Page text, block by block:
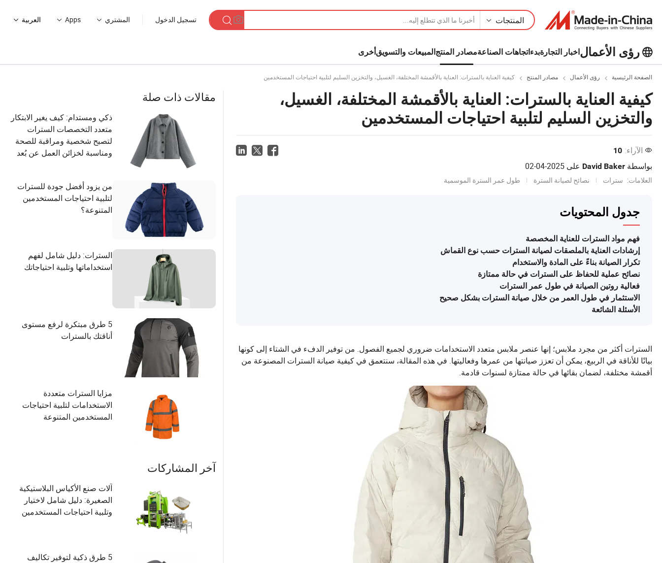
المنتجات تسجيل الدخول المشتري Apps العربية
رؤى الأعمالاخبار التجارةبدءاتجاهات الصناعةمصادر المنتجالمبيعات والتسويقأخرى
استكشف المزيد من المقالات الشهيرة
عرض المزيد
الصفحة الرئيسية رؤى الأعمال مصادر المنتج كيفية العناية بالسترات: العناية بالأقمشة المختلفة، الغسيل، والتخزين السليم لتلبية احتياجات المستخدمين
كيفية العناية بالسترات: العناية بالأقمشة المختلفة، الغسيل،
والتخزين السليم لتلبية احتياجات المستخدمين
الآراء: 10
بواسطة David Baker على 2025-04-02
العلامات: سترات نصائح لصيانة السترة طول عمر السترة الموسمية
جدول المحتويات
فهم مواد السترات للعناية المخصصة
إرشادات العناية بالملصقات لصيانة السترات حسب نوع القماش
تكرار الصيانة بناءً على المادة والاستخدام
نصائح عملية للحفاظ على السترات في حالة ممتازة
فعالية روتين الصيانة في طول عمر السترات
الاستثمار في طول العمر من خلال صيانة السترات بشكل صحيح
الأسئلة الشائعة
السترات أكثر من مجرد ملابس؛ إنها عنصر ملابس متعدد الاستخدامات ضروري لجميع الفصول. من توفير الدفء في الشتاء إلى كونها
بيانًا للأناقة في الربيع، يمكن أن تعزز صيانتها من عمرها وفعاليتها. في هذه المقالة، سنتعمق في كيفية صيانة السترات المصنوعة من
أقمشة مختلفة، لضمان بقائها في حالة ممتازة لسنوات قادمة.
مقالات ذات صلة
ذكي ومستدام: كيف يغير الابتكار
متعدد التخصصات السترات
لتصبح شخصية ومراقبة للصحة
ومناسبة لخزائن العمل عن بُعد
من يزود أفضل جودة للسترات
لتلبية احتياجات المستخدمين
المتنوعة؟
السترات: دليل شامل لفهم
استخداماتها وتلبية احتياجاتك
5 طرق مبتكرة لرفع مستوى
أناقتك بالسترات
مزايا السترات متعددة
الاستخدامات لتلبية احتياجات
المستخدمين المتنوعة
آخر المشاركات
آلات صنع الأكياس البلاستيكية
الصغيرة: دليل شامل لاختيار
وتلبية احتياجات المستخدمين
5 طرق ذكية لتوفير تكاليف